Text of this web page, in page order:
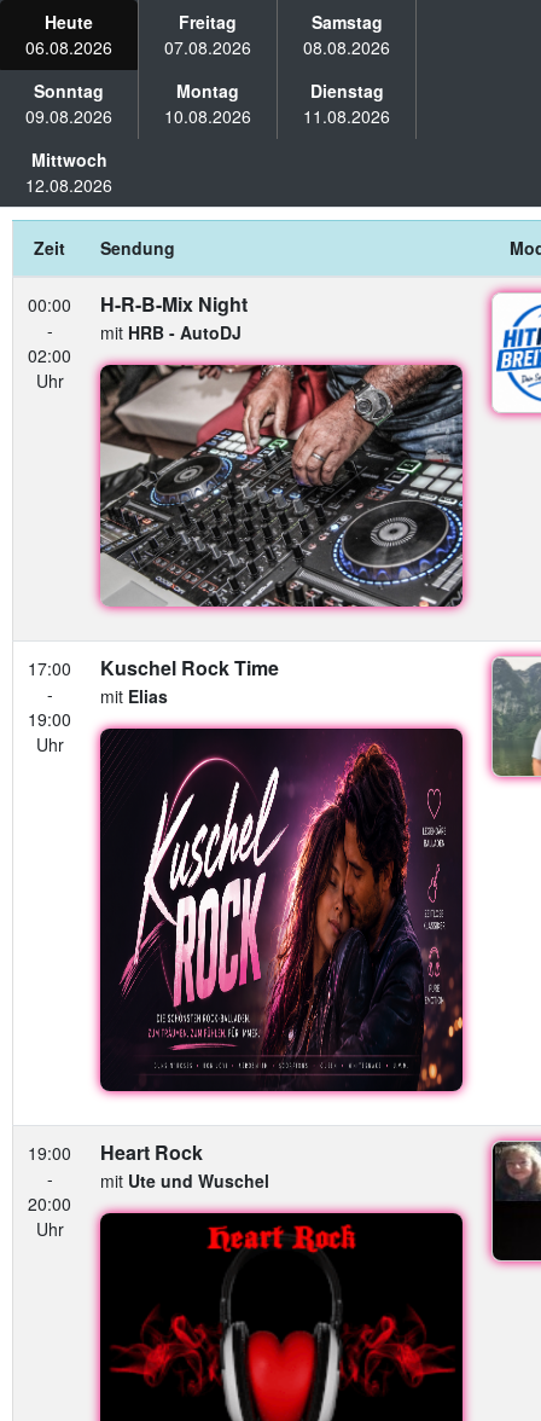
Heute
06.08.2026
Freitag
07.08.2026
Samstag
08.08.2026
Sonntag
09.08.2026
Montag
10.08.2026
Dienstag
11.08.2026
Mittwoch
12.08.2026
Zeit Sendung
00:00
-
02:00
Uhr
H-R-B-Mix Night
mit HRB - AutoDJ
17:00
-
19:00
Uhr
Kuschel Rock Time
mit Elias
19:00
-
20:00
Uhr
Heart Rock
mit Ute und Wuschel